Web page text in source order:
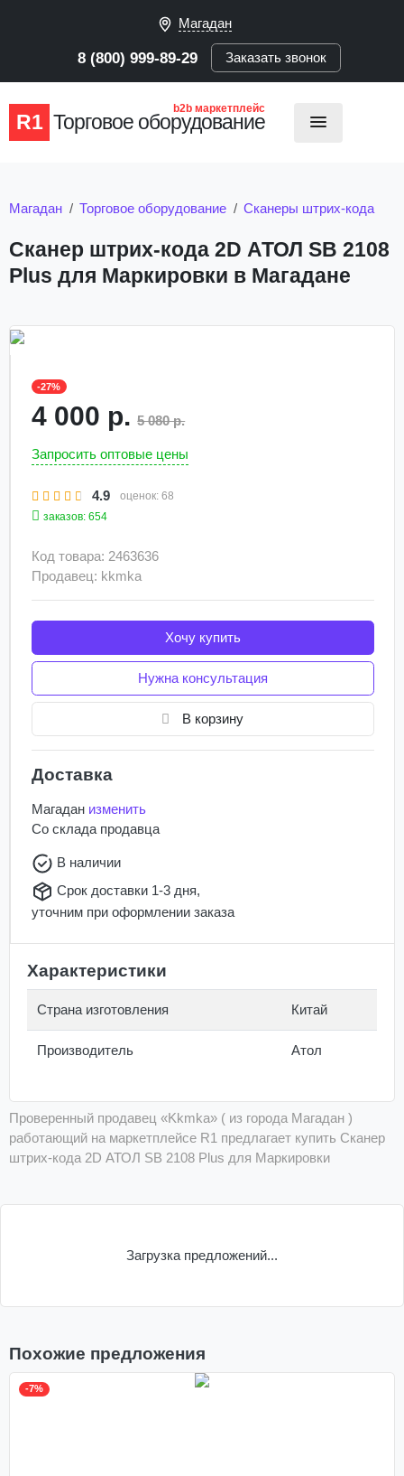
Магадан
8 (800) 999-89-29 Заказать звонок
R1 Торговое оборудование
b2b маркетплейс
Магадан Торговое оборудование Сканеры штрих-кода
Сканер штрих-кода 2D АТОЛ SB 2108
Plus для Маркировки в Магадане
-27%
4 000 р. 5 080 р.
Запросить оптовые цены
4.9 оценок: 68
заказов: 654
Код товара: 2463636
Продавец: kkmka
Хочу купить
Нужна консультация
В корзину
Доставка
Магадан изменить
Со склада продавца
В наличии
Срок доставки 1-3 дня,
уточним при оформлении заказа
Характеристики
Страна изготовления Китай
Производитель Атол
Проверенный продавец «Kkmka» ( из города Магадан )
работающий на маркетплейсе R1 предлагает купить Сканер
штрих-кода 2D АТОЛ SB 2108 Plus для Маркировки
Загрузка предложений...
Похожие предложения
-7%